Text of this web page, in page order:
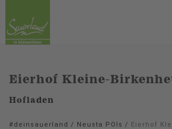
Eierhof Kleine-
Hofladen
#deinsauerland / Neusta POIs / Eierhof